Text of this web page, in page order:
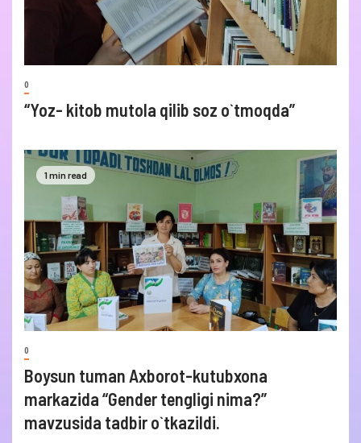
0
“Yoz- kitob mutola qilib soz o`tmoqda”
1 min read
0
Boysun tuman Axborot-kutubxona
markazida “Gender tengligi nima?”
mavzusida tadbir o`tkazildi.